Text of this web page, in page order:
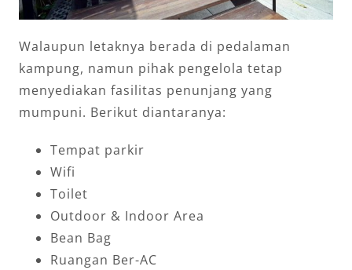
Walaupun letaknya berada di pedalaman
kampung, namun pihak pengelola tetap
menyediakan fasilitas penunjang yang
mumpuni. Berikut diantaranya:
Tempat parkir
Wifi
Toilet
Outdoor & Indoor Area
Bean Bag
Ruangan Ber-AC